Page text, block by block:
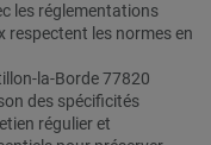
les réglementations
respectent les normes en
la-Borde 77820
des spécificités
régulier et